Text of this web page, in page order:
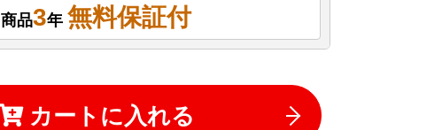
商品3年 無料保証付
カートに入れる